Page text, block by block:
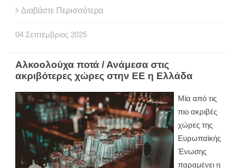
Διαβάστε Περισσότερα
04 Σεπτέμβριος 2025
Αλκοολούχα ποτά / Ανάμεσα στις
ακριβότερες χώρες στην ΕΕ η Ελλάδα
Μία από τις
πιο ακριβές
χώρες της
Ευρωπαϊκής
Ένωσης
παραμένει η